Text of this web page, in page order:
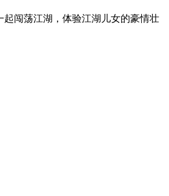
闯荡江湖，体验江湖儿女的豪情壮